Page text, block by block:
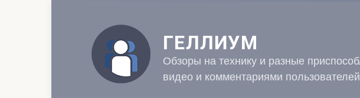
ГЕЛЛИУМ
Обзоры на технику и разные
видео и комментариями пользователей